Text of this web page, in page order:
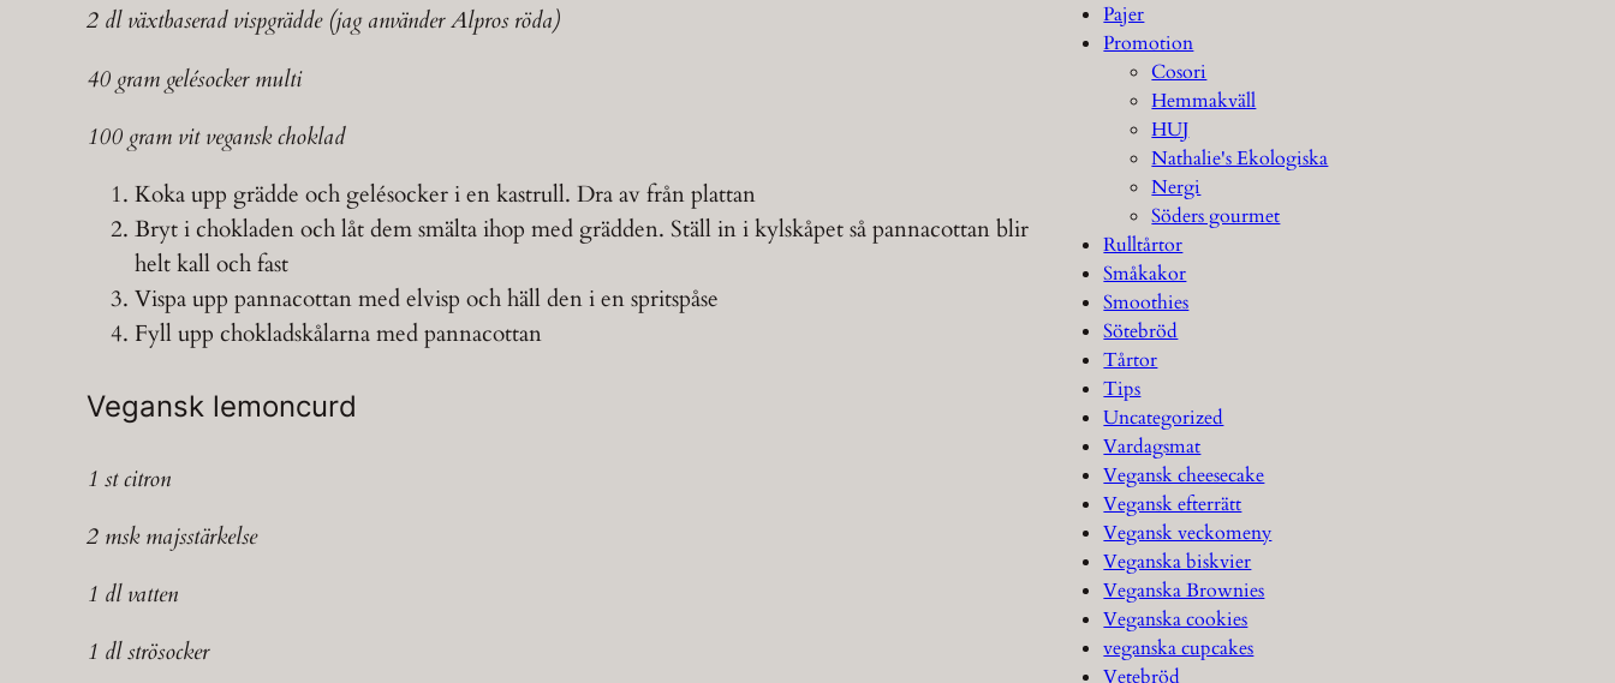
2 dl växtbaserad vispgrädde (jag använder Alpros röda)
40 gram gelésocker multi
100 gram vit vegansk choklad
Koka upp grädde och gelésocker i en kastrull. Dra av från plattan
Bryt i chokladen och låt dem smälta ihop med grädden. Ställ in i kylskåpet så pannacottan blir
helt kall och fast
Vispa upp pannacottan med elvisp och häll den i en spritspåse
Fyll upp chokladskålarna med pannacottan
Vegansk lemoncurd
1 st citron
2 msk majsstärkelse
1 dl vatten
1 dl strösocker
Pajer
Promotion
Cosori
Hemmakväll
HUJ
Nathalie's Ekologiska
Nergi
Söders gourmet
Rulltårtor
Småkakor
Smoothies
Sötebröd
Tårtor
Tips
Uncategorized
Vardagsmat
Vegansk cheesecake
Vegansk efterrätt
Vegansk veckomeny
Veganska biskvier
Veganska Brownies
Veganska cookies
veganska cupcakes
Vetebröd